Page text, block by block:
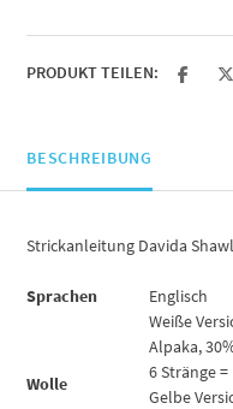
PRODUKT TEILEN:
BESCHREIBUNG
Strickanleitung Davida
Sprachen Englisch
Wolle
Weiße
Alpaka,
6 Stränge =
Gelbe